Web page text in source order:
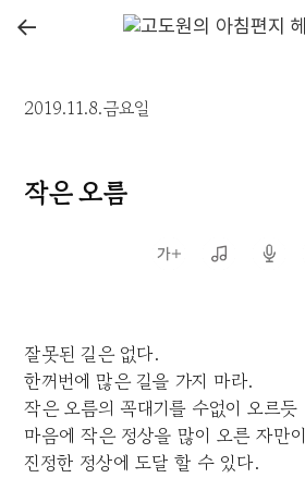
←
2019.11.8.금요일
작은 오름
잘못된 길은 없다.
한꺼번에 많은 길을 가지 마라.
작은 오름의 꼭대기를 수없이 오르듯
마음에 작은 정상을 많이 오른 자만이
진정한 정상에 도달 할 수 있다.